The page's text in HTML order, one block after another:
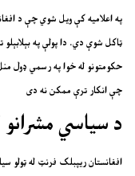
په اعلامیه کې ویل شوي چې د
ټاکل شوې دي. دا پولې په
حکومتونو له خوا په رسمي ډول
چې انکار ترې ممکن نه دی
د سیاسي مشرانو
افغانستان ریپبلک فرنټ له ټولو